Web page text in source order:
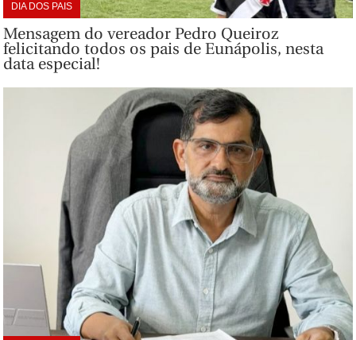
DIA DOS PAIS
Mensagem do vereador Pedro Queiroz
felicitando todos os pais de Eunápolis, nesta
data especial!